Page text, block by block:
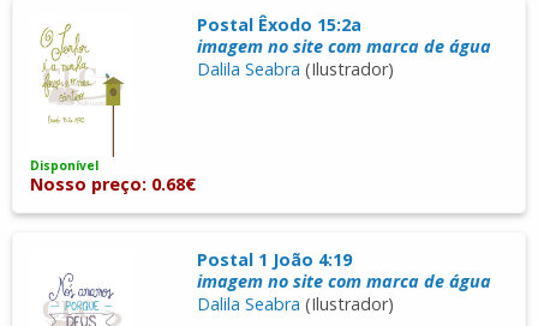
Postal Êxodo 15:2a
imagem no site com marca de água
Dalila Seabra (Ilustrador)
Disponível
Nosso preço: 0.68€
Postal 1 João 4:19
imagem no site com marca de água
Dalila Seabra (Ilustrador)